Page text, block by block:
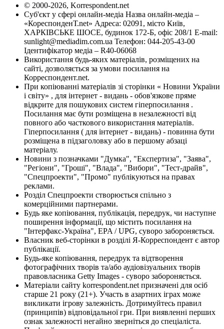
© 2000-2026, Korrespondent.net
Суб'єкт у сфері онлайн-медіа Назва онлайн-медіа –
«КореспонденТ.net» Адреса: 02091, місто Київ,
ХАРКІВСЬКЕ ШОСЕ, будинок 172-Б, офіс 208/1 E-mail:
sunlight@mediadim.com.ua Телефон: 044-205-43-00
Ідентифікатор медіа – R40-06068
Використання будь-яких матеріалів, розміщених на
сайті, дозволяється за умови посилання на
Корреспондент.net.
При копіюванні матеріалів зі сторінки « Новини України
і світу» , для інтернет - видань - обов'язкове пряме
відкрите для пошукових систем гіперпосилання .
Посилання має бути розміщена в незалежності від
повного або часткового використання матеріалів.
Гіперпосилання ( для інтернет - видань) - повинна бути
розміщена в підзаголовку або в першому абзаці
матеріалу.
Новини з позначками "Думка", "Експертиза", "Заява",
"Регіони", "Гроші", "Влада", "Вибори", "Тест-драйв",
"Спецпроекти", "Промо" публікуються на правах
реклами.
Розділ Спецпроекти створюється спільно з
комерційними партнерами.
Будь яке копіювання, публікація, передрук, чи наступне
поширення інформації, що містить посилання на
"Інтерфакс-Україна", EPA / UPG, суворо забороняється.
Власник веб-сторінки в розділі Я-Корреспондент є автор
публікації.
Будь-яке копіювання, передрук та відтворення
фотографічних творів та/або аудіовізуальних творів
правовласника Getty Images - суворо забороняється.
Матеріали сайту korrespondent.net призначені для осіб
старше 21 року (21+). Участь в азартних іграх може
викликати ігрову залежність. Дотримуйтесь правил
(принципів) відповідальної гри. При виявленні перших
ознак залежності негайно зверніться до спеціаліста.